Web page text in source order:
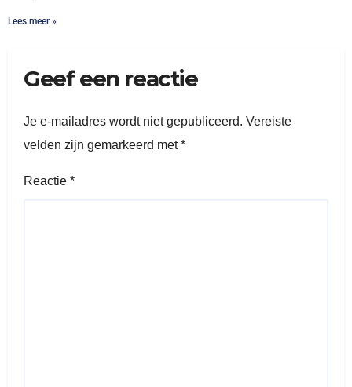
Lees meer »
Geef een reactie
Je e-mailadres wordt niet gepubliceerd. Vereiste
velden zijn gemarkeerd met*
Reactie *